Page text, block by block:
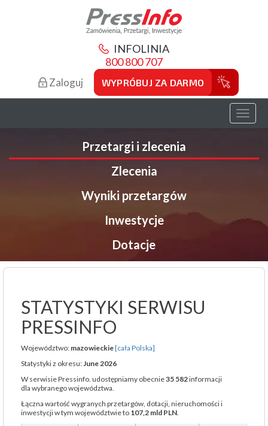
INFOLINIA
800 800 707
Zaloguj WYPRÓBUJ ZA DARMO
Toggle
Przetargi i zlecenia
Zlecenia
Wyniki przetargów
Inwestycje
Dotacje
STATYSTYKI SERWISU
PRESSINFO
Województwo: mazowieckie[cała Polska]
Statystyki z okresu:June 2026
W serwisie Pressinfo. udostępniamy obecnie35 582informacji
dla wybranego województwa.
Łączna wartość wygranych przetargów, dotacji, nieruchomości i
inwestycji w tym województwie to 107,2 mld PLN.